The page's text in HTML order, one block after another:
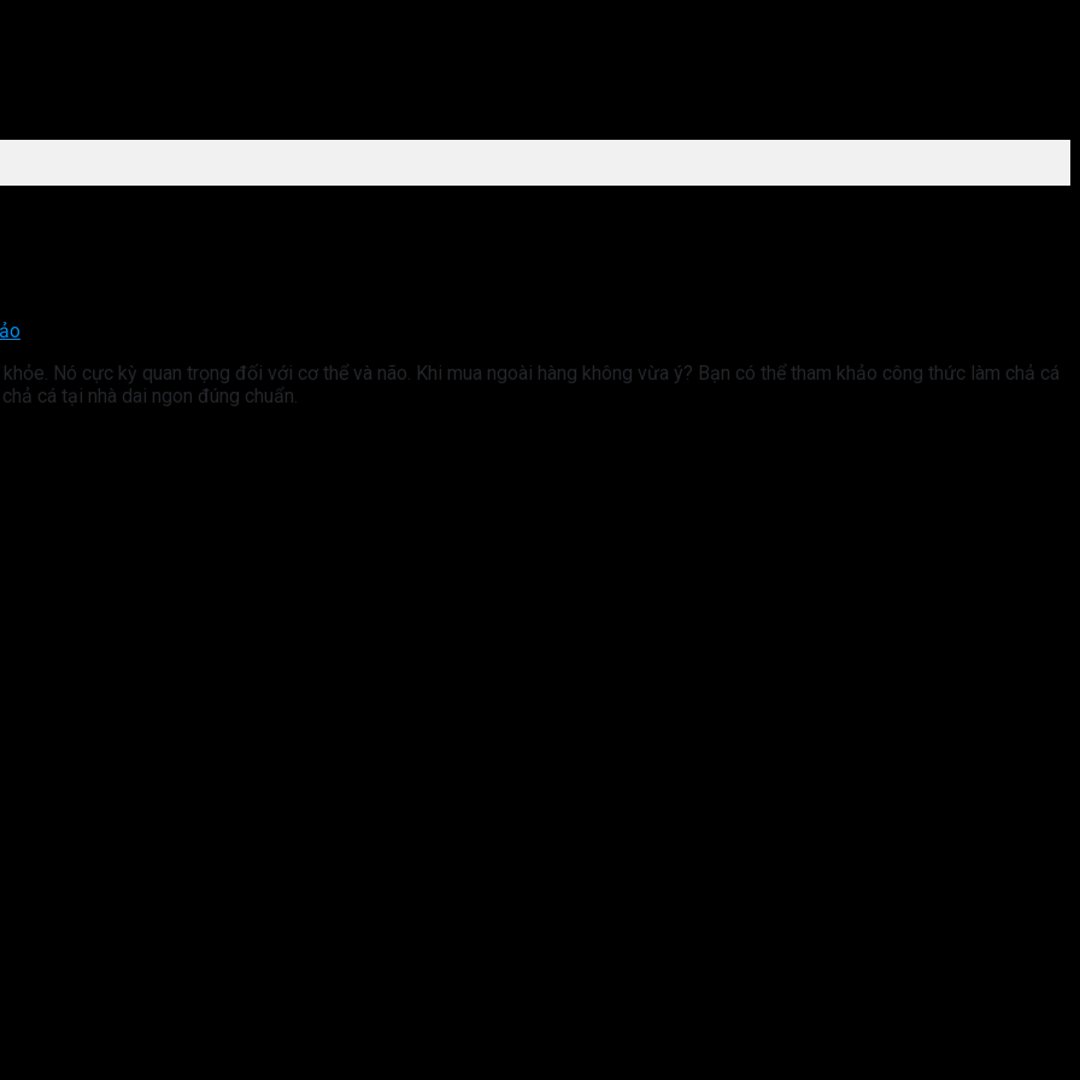
Nó cực kỳ quan trọng đối với cơ thể và não. Khi mua ngoài hàng không vừa ý? Bạn có thể tham khảo công thức làm chả cá
cá tại nhà dai ngon đúng chuẩn.